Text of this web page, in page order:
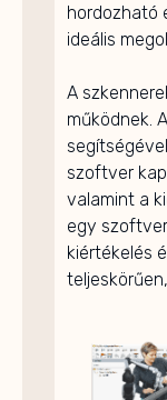
hordozható
ideális
A
működnek.
szoftver
valamint a
egy
kiértékelés